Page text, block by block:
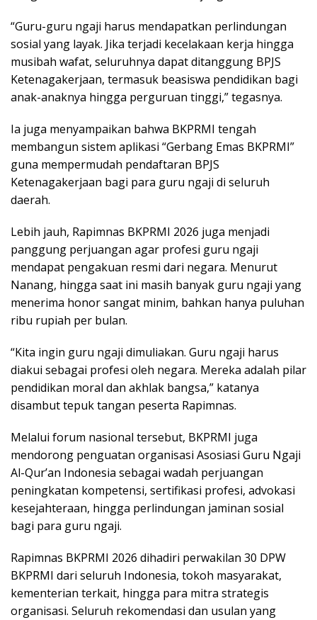
“Guru-guru ngaji harus mendapatkan perlindungan
sosial yang layak. Jika terjadi kecelakaan kerja hingga
musibah wafat, seluruhnya dapat ditanggung BPJS
Ketenagakerjaan, termasuk beasiswa pendidikan bagi
anak-anaknya hingga perguruan tinggi,” tegasnya.
Ia juga menyampaikan bahwa BKPRMI tengah
membangun sistem aplikasi “Gerbang Emas BKPRMI”
guna mempermudah pendaftaran BPJS
Ketenagakerjaan bagi para guru ngaji di seluruh
daerah.
Lebih jauh, Rapimnas BKPRMI 2026 juga menjadi
panggung perjuangan agar profesi guru ngaji
mendapat pengakuan resmi dari negara. Menurut
Nanang, hingga saat ini masih banyak guru ngaji yang
menerima honor sangat minim, bahkan hanya puluhan
ribu rupiah per bulan.
“Kita ingin guru ngaji dimuliakan. Guru ngaji harus
diakui sebagai profesi oleh negara. Mereka adalah pilar
pendidikan moral dan akhlak bangsa,” katanya
disambut tepuk tangan peserta Rapimnas.
Melalui forum nasional tersebut, BKPRMI juga
mendorong penguatan organisasi Asosiasi Guru Ngaji
Al-Qur’an Indonesia sebagai wadah perjuangan
peningkatan kompetensi, sertifikasi profesi, advokasi
kesejahteraan, hingga perlindungan jaminan sosial
bagi para guru ngaji.
Rapimnas BKPRMI 2026 dihadiri perwakilan 30 DPW
BKPRMI dari seluruh Indonesia, tokoh masyarakat,
kementerian terkait, hingga para mitra strategis
organisasi. Seluruh rekomendasi dan usulan yang